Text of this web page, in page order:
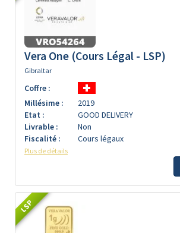
Vera One (Cours Légal - LSP)
Gibraltar
Coffre :
Millésime :
2019
Etat :
GOOD DELIVERY
Livrable :
Non
Fiscalité :
Cours légaux
Plus de détails
LSP